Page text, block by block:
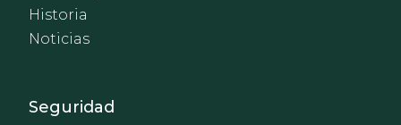
Historia
Noticias
Footer - Extranet y
Seguridad